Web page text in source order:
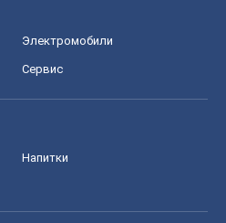
Электромобили
Сервис
Напитки